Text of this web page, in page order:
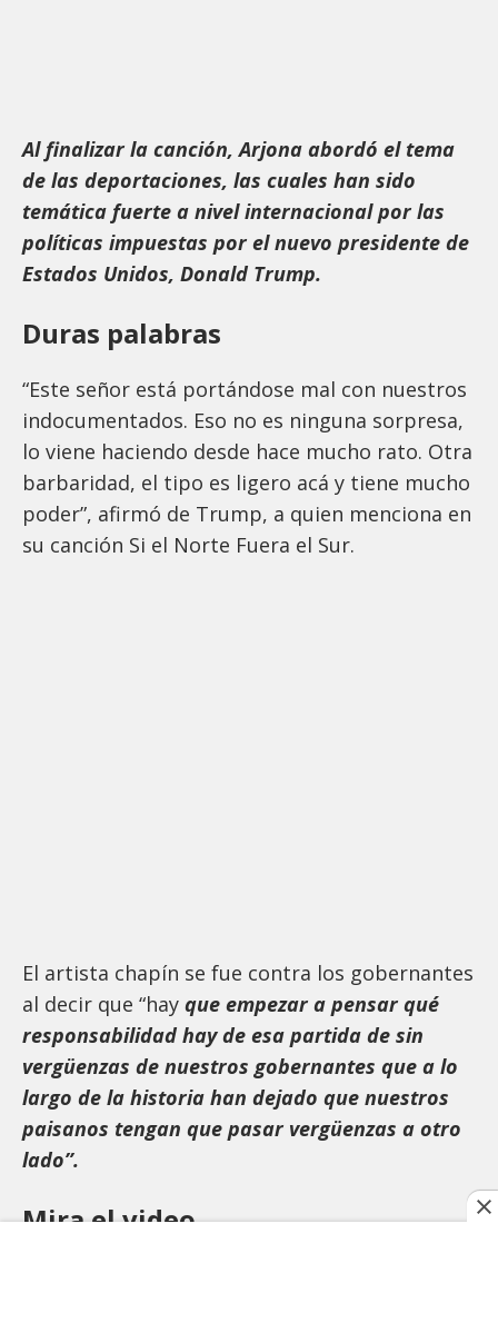
Al finalizar la canción, Arjona abordó el tema
de las deportaciones, las cuales han sido
temática fuerte a nivel internacional por las
políticas impuestas por el nuevo presidente de
Estados Unidos, Donald Trump.
Duras palabras
“Este señor está portándose mal con nuestros
indocumentados. Eso no es ninguna sorpresa,
lo viene haciendo desde hace mucho rato. Otra
barbaridad, el tipo es ligero acá y tiene mucho
poder”, afirmó de Trump, a quien menciona en
su canción Si el Norte Fuera el Sur.
El artista chapín se fue contra los gobernantes
al decir que “hay que empezar a pensar qué
responsabilidad hay de esa partida de sin
vergüenzas de nuestros gobernantes que a lo
largo de la historia han dejado que nuestros
paisanos tengan que pasar vergüenzas a otro
lado”.
Mira el video